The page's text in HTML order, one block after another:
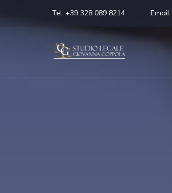
Tel: +39 328 089 8214 Email: